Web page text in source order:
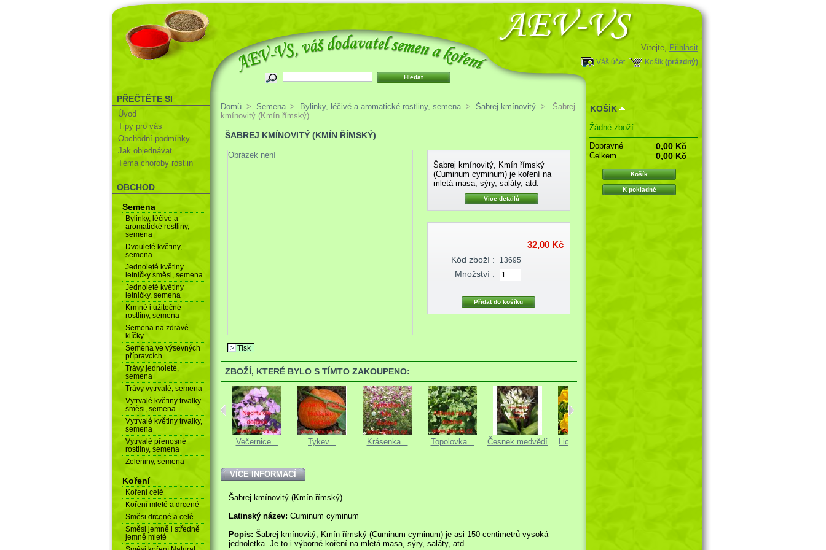
Vítejte, Přihlásit
Košík (prázdný)
Váš účet
PŘEČTĚTE SI
Úvod
Tipy pro vás
Obchodní podmínky
Jak objednávat
Téma choroby rostlin
OBCHOD
Semena
Bylinky, léčivé a
aromatické rostliny,
semena
Dvouleté květiny,
semena
Jednoleté květiny
letničky směsi, semena
Jednoleté květiny
letničky, semena
Krmné i užitečné
rostliny, semena
Semena na zdravé
klíčky
Semena ve výsevných
přípravcích
Trávy jednoleté,
semena
Trávy vytrvalé, semena
Vytrvalé květiny trvalky
směsi, semena
Vytrvalé květiny trvalky,
semena
Vytrvalé přenosné
rostliny, semena
Zeleniny, semena
Koření
Koření celé
Koření mleté a drcené
Směsi drcené a celé
Směsi jemně i středně
jemně mleté
Domů > Semena > Bylinky, léčivé a aromatické rostliny, semena > Šabrej kmínovitý >
Šabrej
kmínovitý (Kmín římský)
ŠABREJ KMÍNOVITÝ (KMÍN ŘÍMSKÝ)
Obrázek není
Tisk
Šabrej kmínovitý, Kmín římský
(Cuminum cyminum) je koření na
mletá masa, sýry, saláty, atd.
Více detailů
32,00 Kč
Kód zboží : 13695
Množství :
ZBOŽÍ, KTERÉ BYLO S TÍMTO ZAKOUPENO:
Kysala... Bazalka... Večernice... Tykev... Krásenka... Topolovka... Česnek medvědí Lichořeřišni...
VÍCE INFORMACÍ
Šabrej kmínovitý (Kmín římský)
Latinský název: Cuminum cyminum
Popis: Šabrej kmínovitý, Kmín římský (Cuminum cyminum) je asi 150 centimetrů vysoká
jednoletka. Je to i výborné koření na mletá masa, sýry, saláty, atd.
KOŠÍK
Žádné zboží
Dopravné
0,00 Kč
Celkem 0,00 Kč
Košík
K pokladně